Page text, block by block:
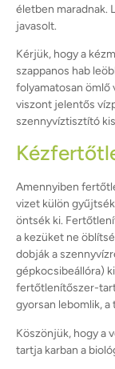
életben maradnak.
javasolt.
Kérjük, hogy a
szappanos hab
folyamatosan ömlő
viszont jelentős
szennyvíztisztító
Amennyiben
vizet külön
öntsék ki.
a kezüket ne
dobják a
gépkocsibeállóra)
fertőtlenítőszer-
gyorsan lebomlik, a
Köszönjük, hogy a
tartja karban a